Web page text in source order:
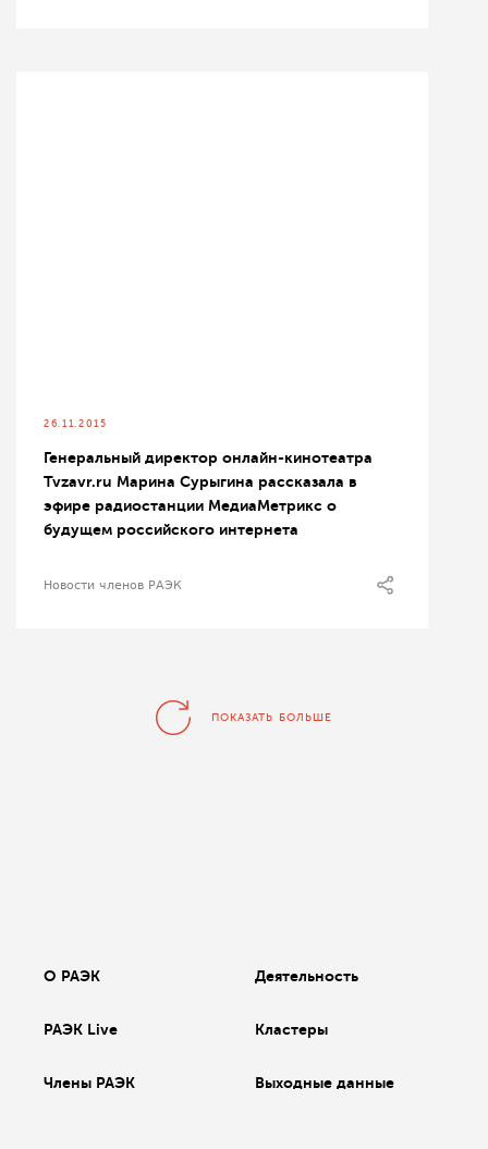
26.11.2015
Генеральный директор онлайн-кинотеатра
Tvzavr.ru Марина Сурыгина рассказала в
эфире радиостанции МедиаМетрикс о
будущем российского интернета
Новости членов РАЭК
ПОКАЗАТЬ БОЛЬШЕ
О РАЭК Деятельность
РАЭК Live Кластеры
Члены РАЭК Выходные данные